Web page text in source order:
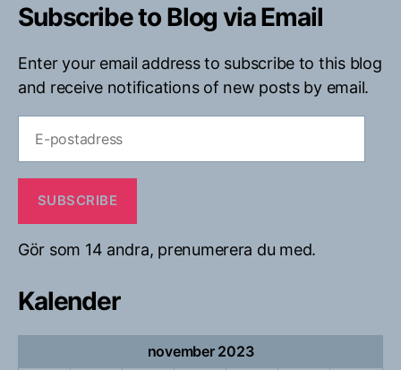
Subscribe to Blog via Email
Enter your email address to subscribe to this blog
and receive notifications of new posts by email.
postadress
SUBSCRIBE
Gör som 14 andra, prenumerera du med.
Kalender
november 2023